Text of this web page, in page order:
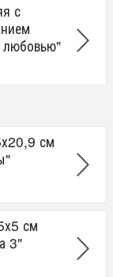
с
см
см
3"